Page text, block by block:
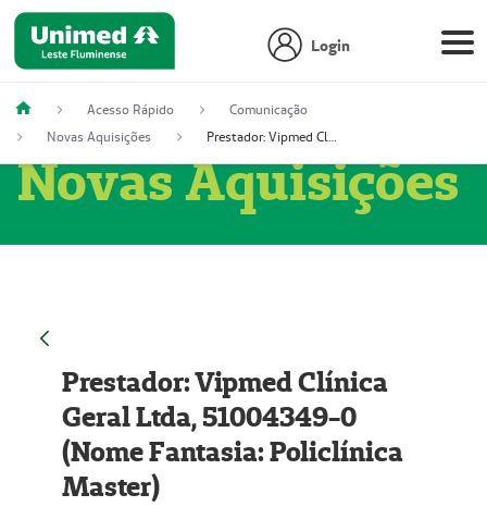
Login
Acesso Rápido
Comunicação
Novas Aquisições
Prestador: Vipmed Clínica Geral Ltda, 51004349-0 (Nome Fantasia: Policlínica Master)
Novas Aquisições
Prestador: Vipmed Clínica
Geral Ltda, 51004349-0
(Nome Fantasia: Policlínica
Master)